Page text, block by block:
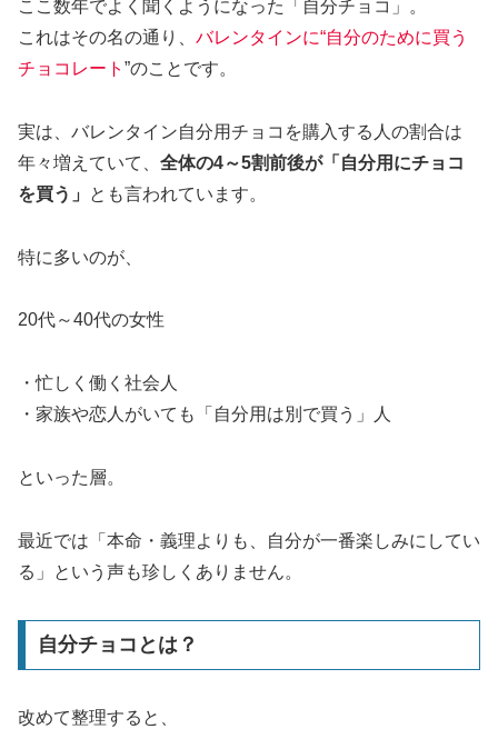
ここ数年でよく聞くようになった「自分チョコ」。
これはその名の通り、 バレンタインに“自分のために買う
チョコレート ”のことです。
実は、バレンタイン自分用チョコを購入する人の割合は
年々増えていて、 全体の4～5割前後が「自分用にチョコ
を買う」
とも言われています。
特に多いのが、
20代～40代の女性
・忙しく働く社会人
・家族や恋人がいても「自分用は別で買う」人
といった層。
最近では「本命・義理よりも、自分が一番楽しみにしてい
る」という声も珍しくありません。
自分チョコとは？
改めて整理すると、